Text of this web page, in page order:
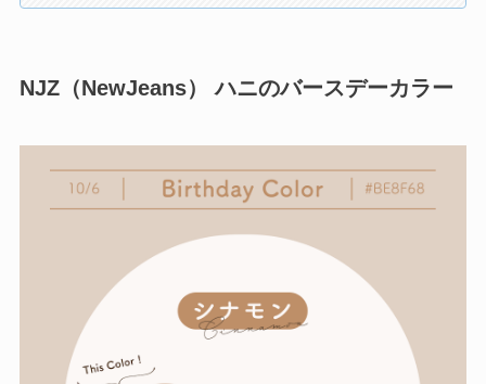
NJZ（NewJeans） ハニのバースデーカラー